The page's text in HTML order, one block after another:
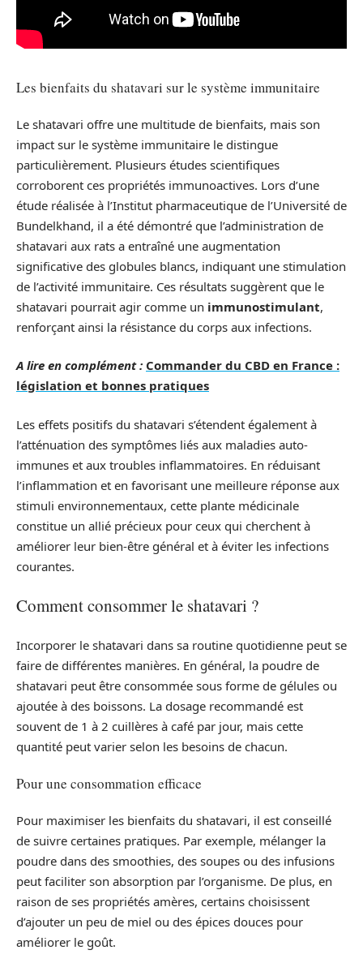
Les bienfaits du shatavari sur le système immunitaire
Le shatavari offre une multitude de bienfaits, mais son
impact sur le système immunitaire le distingue
particulièrement. Plusieurs études scientifiques
corroborent ces propriétés immunoactives. Lors d’une
étude réalisée à l’Institut pharmaceutique de l’Université de
Bundelkhand, il a été démontré que l’administration de
shatavari aux rats a entraîné une augmentation
significative des globules blancs, indiquant une stimulation
de l’activité immunitaire. Ces résultats suggèrent que le
shatavari pourrait agir comme un immunostimulant,
renforçant ainsi la résistance du corps aux infections.
A lire en complément : Commander du CBD en France :
législation et bonnes pratiques
Les effets positifs du shatavari s’étendent également à
l’atténuation des symptômes liés aux maladies auto-
immunes et aux troubles inflammatoires. En réduisant
l’inflammation et en favorisant une meilleure réponse aux
stimuli environnementaux, cette plante médicinale
constitue un allié précieux pour ceux qui cherchent à
améliorer leur bien-être général et à éviter les infections
courantes.
Comment consommer le shatavari ?
Incorporer le shatavari dans sa routine quotidienne peut se
faire de différentes manières. En général, la poudre de
shatavari peut être consommée sous forme de gélules ou
ajoutée à des boissons. La dosage recommandé est
souvent de 1 à 2 cuillères à café par jour, mais cette
quantité peut varier selon les besoins de chacun.
Pour une consommation efficace
Pour maximiser les bienfaits du shatavari, il est conseillé
de suivre certaines pratiques. Par exemple, mélanger la
poudre dans des smoothies, des soupes ou des infusions
peut faciliter son absorption par l’organisme. De plus, en
raison de ses propriétés amères, certains choisissent
d’ajouter un peu de miel ou des épices douces pour
améliorer le goût.